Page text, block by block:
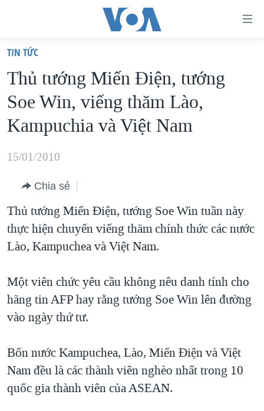
truy
cập
Tới
nội
chính
hướng
chính
Đi
"Tìm"
VIỆT NAM
HOA KỲ
BIỂN ĐÔNG
THẾ GIỚI
DIỄN ĐÀN
MỤC
TỰ DO BÁO CHÍ
VẠCH TRẦN TIN GIẢ
NGƯỜI VIỆT HẢI NGOẠI
ĐỜI SỐNG
KINH TẾ
VĂN HOÁ
CHUYÊN ĐỀ
CHIẾN TRANH THƯƠNG MẠI CỦA MỸ: QUÁ KHỨ VÀ HIỆN
HÀNH TRÌNH BẦU CỬ 2024
NGÀY TỊ NẠN THẾ GIỚI
TRỊNH VĨNH BÌNH - NGƯỜI HẠ 'BÊN THẮNG CUỘC'
GROUND ZERO – XƯA VÀ NAY
HỌC TIẾNG ANH
VIDEO
NGHE
Ngôn ngữ khác
TIN TỨC
Thủ tướng Miến Điện, tướng
Soe Win, viếng thăm Lào,
Kampuchia và Việt Nam
15/01/2010
Chia sẻ
Thủ tướng Miến Điện, tướng Soe Win tuần này
thực hiện chuyến viếng thăm chính thức các nước
Lào, Kampuchea và Việt Nam.
Một viên chức yêu cầu không nêu danh tính cho
hãng tin AFP hay rằng tướng Soe Win lên đường
vào ngày thứ tư.
Bốn nước Kampuchea, Lào, Miến Điện và Việt
Nam đều là các thành viên nghèo nhất trong 10
quốc gia thành viên của ASEAN.